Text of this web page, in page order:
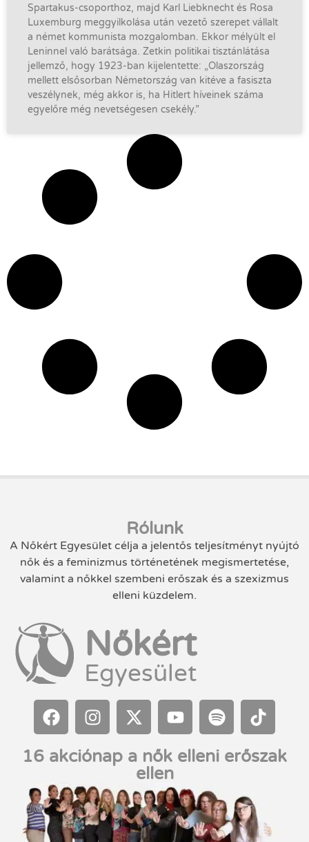
Spartakus-csoporthoz, majd Karl Liebknecht és Rosa
Luxemburg meggyilkolása után vezető szerepet vállalt
a német kommunista mozgalomban. Ekkor mélyült el
Leninnel való barátsága. Zetkin politikai tisztánlátása
jellemző, hogy 1923-ban kijelentette: „Olaszország
mellett elsősorban Németország van kitéve a fasiszta
veszélynek, még akkor is, ha Hitlert híveinek száma
egyelőre még nevetségesen csekély.”
Rólunk
A Nőkért Egyesület célja a jelentős teljesítményt nyújtó
nők és a feminizmus történetének megismertetése,
valamint a nőkkel szembeni erőszak és a szexizmus
elleni küzdelem.
Nőkért
Egyesület
16 akciónap a nők elleni erőszak
ellen